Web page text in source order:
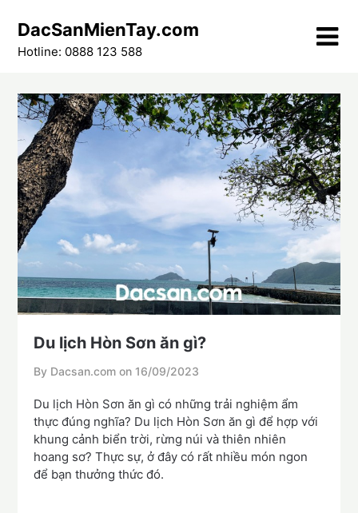
content
DacSanMienTay.com
Hotline: 0888 123 588
Du lịch Hòn Sơn ăn gì?
By Dacsan.com on 16/09/2023
Du lịch Hòn Sơn ăn gì có những trải nghiệm ẩm
thực đúng nghĩa? Du lịch Hòn Sơn ăn gì để hợp với
khung cảnh biển trời, rừng núi và thiên nhiên
hoang sơ? Thực sự, ở đây có rất nhiều món ngon
để bạn thưởng thức đó.